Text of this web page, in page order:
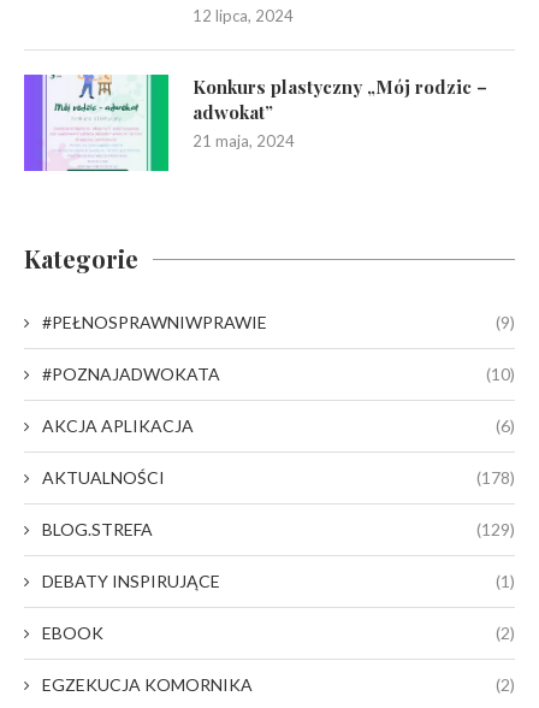
12 lipca, 2024
Konkurs plastyczny „Mój rodzic –
adwokat”
21 maja, 2024
Kategorie
#PEŁNOSPRAWNIWPRAWIE (9)
#POZNAJADWOKATA (10)
AKCJA APLIKACJA (6)
AKTUALNOŚCI (178)
BLOG.STREFA (129)
DEBATY INSPIRUJĄCE (1)
EBOOK (2)
EGZEKUCJA KOMORNIKA (2)